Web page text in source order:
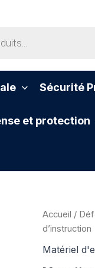
Sécurité
et protection
Accueil /
d’instruction
Matériel